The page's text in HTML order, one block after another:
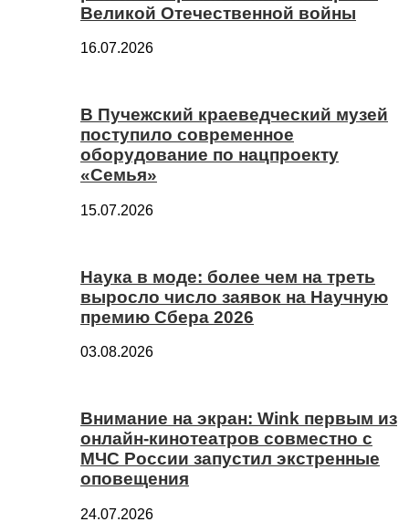
Великой Отечественной войны
16.07.2026
В Пучежский краеведческий музей
поступило современное
оборудование по нацпроекту
«Семья»
15.07.2026
Наука в моде: более чем на треть
выросло число заявок на Научную
премию Сбера 2026
03.08.2026
Внимание на экран: Wink первым из
онлайн-кинотеатров совместно с
МЧС России запустил экстренные
оповещения
24.07.2026